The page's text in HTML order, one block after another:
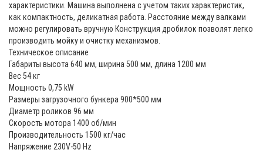
характеристики. Машина выполнена с учетом таких характеристик,
как компактность, деликатная работа. Расстояние между валками
можно регулировать вручную Конструкция дробилок позволят легко
производить мойку и очистку механизмов.
Техническое описание
Габариты высота 640 мм, ширина 500 мм, длина 1200 мм
Вес 54 кг
Мощность 0,75 kW
Размеры загрузочного бункера 900*500 мм
Диаметр роликов 96 мм
Скорость мотора 1400 об/мин
Производительность 1500 кг/час
Напряжение 230V-50 Hz